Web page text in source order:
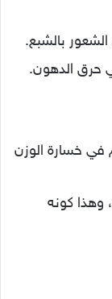
الشعور بالشبع.
حرق الدهون.
في خسارة الوزن
كونه